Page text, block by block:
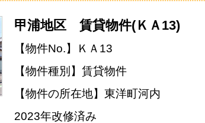
甲浦地区 賃貸物件(ＫＡ13)
【物件No.】ＫＡ13
【物件種別】賃貸物件
【物件の所在地】東洋町河内
2023年改修済み